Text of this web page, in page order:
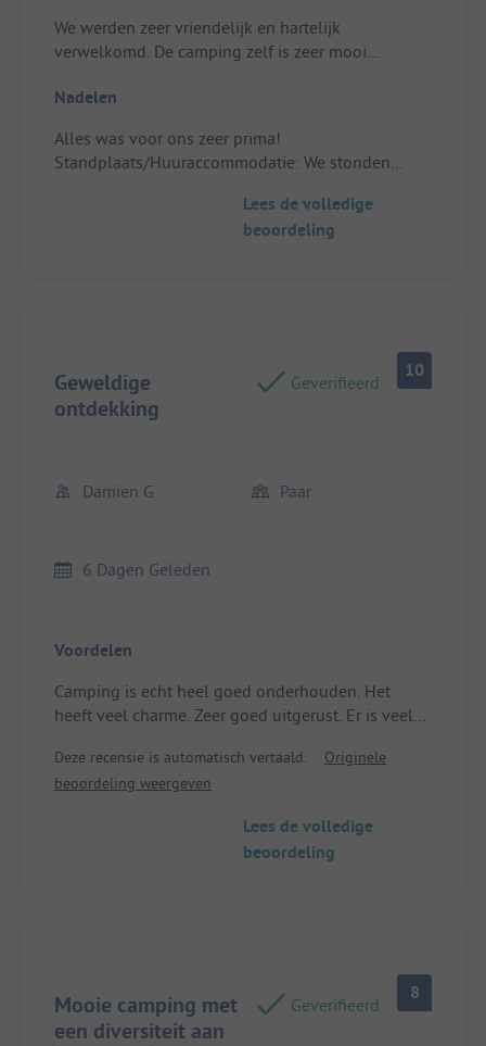
We werden zeer vriendelijk en hartelijk
verwelkomd. De camping zelf is zeer mooi
de hygiënische normen. Zeer diervriendelijk. Moest
hartelust doen. Bij aankomst ontvang je ook hele
mooie wandelroutes die starten vanaf de camping
en bezienswaardigheden in de buurt. Wij hebben
alvast zeer leuke fietstochtjes beleefd.
Standplaats/Huuraccommodatie: Mooie
Nadelen
Alles was voor ons zeer prima!
Standplaats/Huuraccommodatie: We stonden
Lees de volledige
beoordeling
Geweldige
ontdekking
Geverifieerd
10
Damien G Paar
6 Dagen Geleden
Voordelen
Camping is echt heel goed onderhouden. Het
heeft veel charme. Zeer goed uitgerust. Er is veel
dat ik het opnieuw wil proberen.
Locatie/Accommodatie: Rustig en ruim.
Deze recensie is automatisch vertaald.
Originele
beoordeling weergeven
Lees de volledige
beoordeling
Mooie camping met
een diversiteit aan
Geverifieerd
8